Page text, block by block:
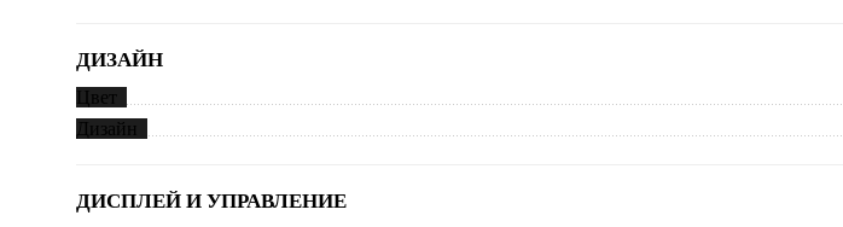
ДИЗАЙН
Цвет
Дизайн
ДИСПЛЕЙ И УПРАВЛЕНИЕ